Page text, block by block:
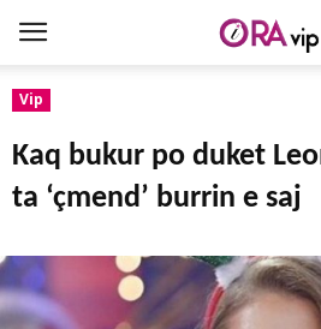
Vip
Kaq bukur po duket
ta ‘çmend’ burrin e saj